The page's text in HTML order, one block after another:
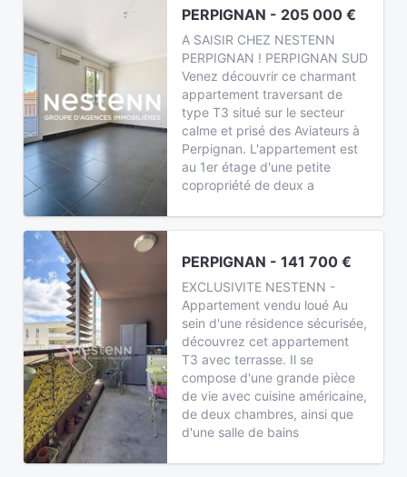
PERPIGNAN - 205 000 €
A SAISIR CHEZ NESTENN
PERPIGNAN ! PERPIGNAN SUD
Venez découvrir ce charmant
appartement traversant de
type T3 situé sur le secteur
calme et prisé des Aviateurs à
Perpignan. L'appartement est
au 1er étage d'une petite
copropriété de deux a
PERPIGNAN - 141 700 €
EXCLUSIVITE NESTENN -
Appartement vendu loué Au
sein d'une résidence sécurisée,
découvrez cet appartement
T3 avec terrasse. Il se
compose d'une grande pièce
de vie avec cuisine américaine,
de deux chambres, ainsi que
d'une salle de bains